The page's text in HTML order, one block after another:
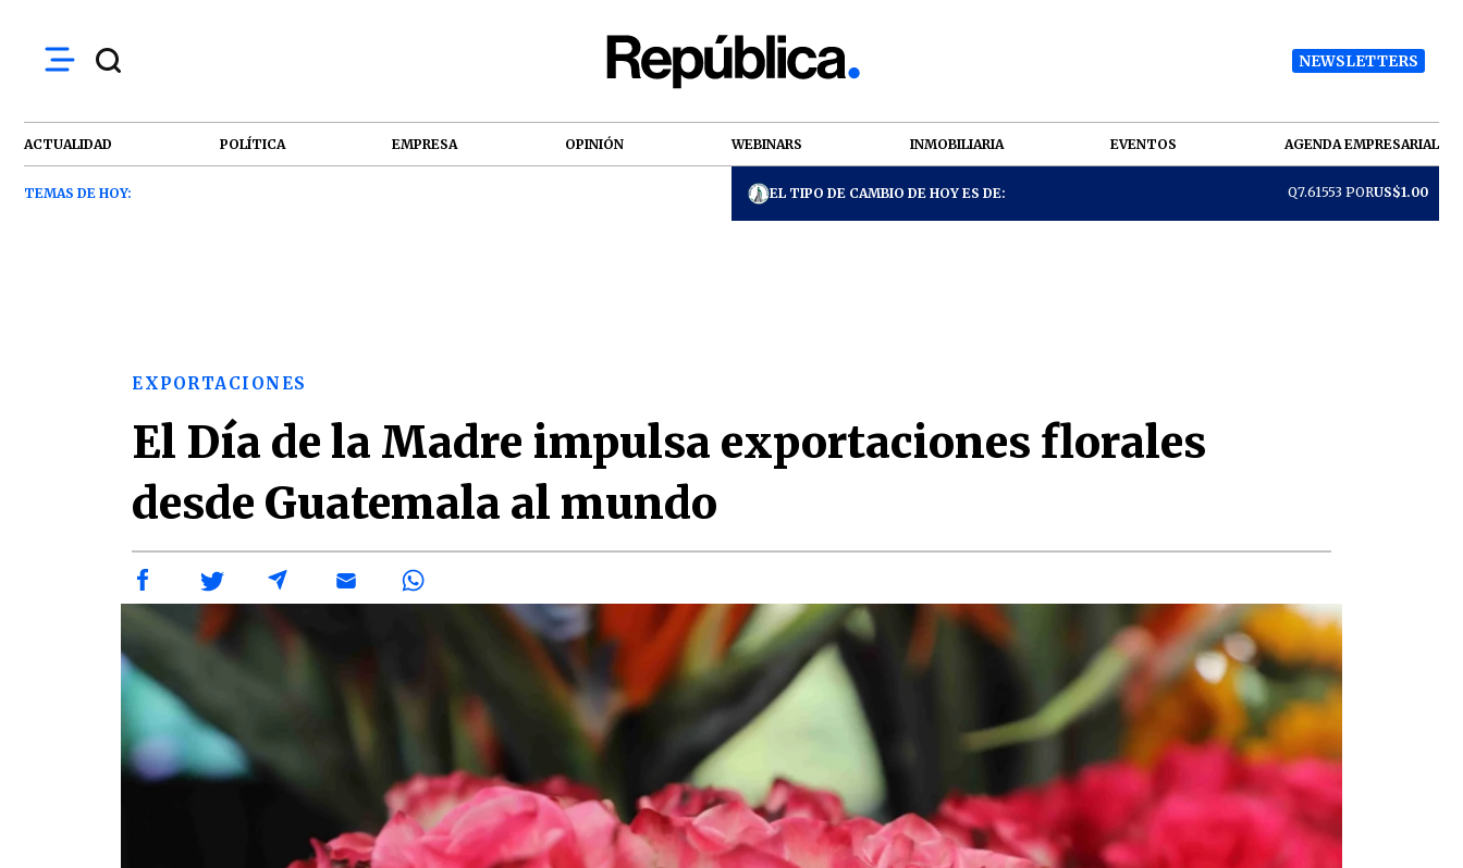
NEWSLETTERS
ACTUALIDAD POLÍTICA EMPRESA OPINIÓN WEBINARS INMOBILIARIA EVENTOS AGENDA EMPRESARIAL
TEMAS DE HOY: EL TIPO DE CAMBIO DE HOY ES DE: Q7.61553 PORUS$1.00
EXPORTACIONES
El Día de la Madre impulsa exportaciones florales
desde Guatemala al mundo